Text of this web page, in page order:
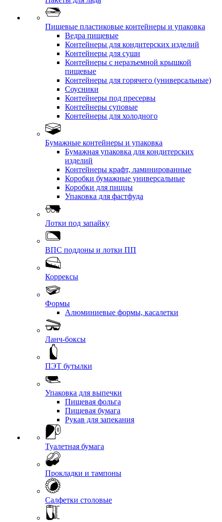
Пищевые пластиковые контейнеры и упаковка
Ведра пищевые
Контейнеры для кондитерских изделий
Контейнеры для суши
Контейнеры с неразъемной крышкой
пищевые
Контейнеры для горячего (универсальные)
Соусники
Контейнеры под пресервы
Контейнеры суповые
Контейнеры для холодного
Бумажные контейнеры и упаковка
Бумажная упаковка для кондитерских
изделий
Контейнеры крафт, ламинированные
Коробки бумажные универсальные
Коробки для пиццы
Упаковка для фастфуда
Лотки под запайку
ВПС поддоны и лотки ПП
Коррексы
Формы
Алюминиевые формы, касалетки
Ланч-боксы
ПЭТ бутылки
Упаковка для выпечки
Пищевая фольга
Пищевая бумага
Рукав для запекания
Туалетная бумага
Прокладки и тампоны
Салфетки столовые